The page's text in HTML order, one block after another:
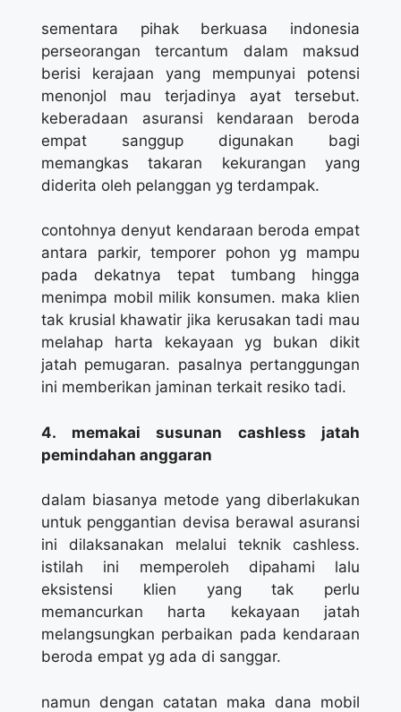
sementara pihak berkuasa indonesia
perseorangan tercantum dalam maksud
berisi kerajaan yang mempunyai potensi
menonjol mau terjadinya ayat tersebut.
keberadaan asuransi kendaraan beroda
empat sanggup digunakan bagi
memangkas takaran kekurangan yang
diderita oleh pelanggan yg terdampak.
contohnya denyut kendaraan beroda empat
antara parkir, temporer pohon yg mampu
pada dekatnya tepat tumbang hingga
menimpa mobil milik konsumen. maka klien
tak krusial khawatir jika kerusakan tadi mau
melahap harta kekayaan yg bukan dikit
jatah pemugaran. pasalnya pertanggungan
ini memberikan jaminan terkait resiko tadi.
4. memakai susunan cashless jatah
pemindahan anggaran
dalam biasanya metode yang diberlakukan
untuk penggantian devisa berawal asuransi
ini dilaksanakan melalui teknik cashless.
istilah ini memperoleh dipahami lalu
eksistensi klien yang tak perlu
memancurkan harta kekayaan jatah
melangsungkan perbaikan pada kendaraan
beroda empat yg ada di sanggar.
namun dengan catatan maka dana mobil